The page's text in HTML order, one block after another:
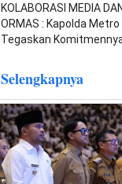
KOLABORASI MEDIA
ORMAS : Kapolda
Tegaskan
Selengkapnya